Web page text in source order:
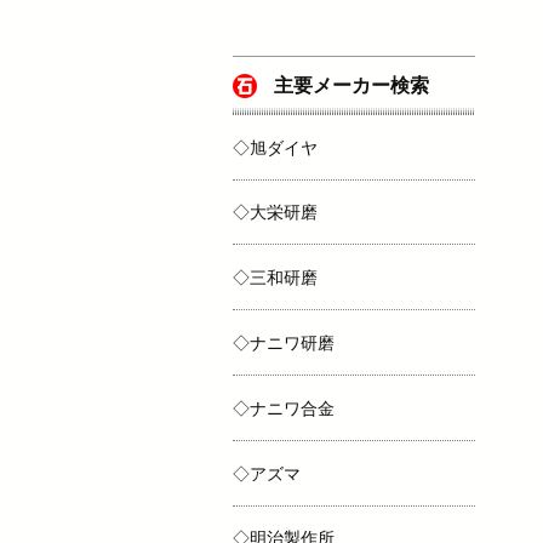
主要メーカー検索
◇旭ダイヤ
◇大栄研磨
◇三和研磨
◇ナニワ研磨
◇ナニワ合金
◇アズマ
◇明治製作所